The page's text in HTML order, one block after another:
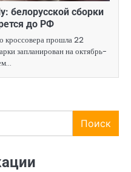
белорусской сборки
до РФ
кроссовера прошла 22
запланирован на октябрь-
Поиск